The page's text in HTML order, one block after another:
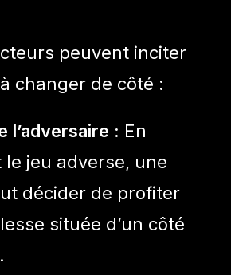
peuvent inciter
changer de côté :
l’adversaire : En
jeu adverse, une
décider de profiter
située d’un côté